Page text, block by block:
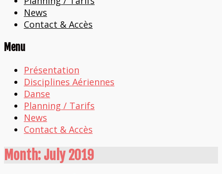
News
Contact & Accès
Menu
Présentation
Disciplines Aériennes
Danse
Planning / Tarifs
News
Contact & Accès
Month: July 2019